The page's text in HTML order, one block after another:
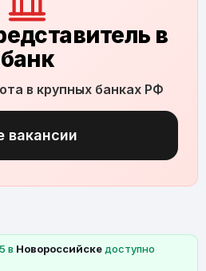
в
банк
в крупных банках РФ
вакансии
в Новороссийске доступно